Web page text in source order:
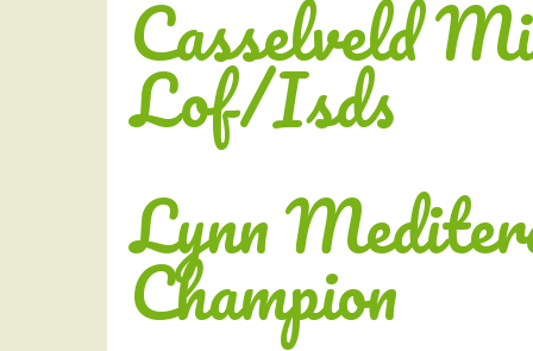
Casselveld
Lof/Isds
Lynn
Champion